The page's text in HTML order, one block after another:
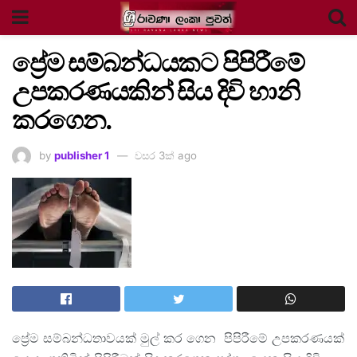
ප්‍රේම සම්බන්ධයකට පිපිරීමේ
උපකරණයකින් සිය දිවි හානි
කරගෙන.
by publisher 1 වසර 3ක් ago
ප්‍රේම සම්බන්ධතාවයක් මුල් කර ගෙන පිපිරීමේ උපකරණයක්